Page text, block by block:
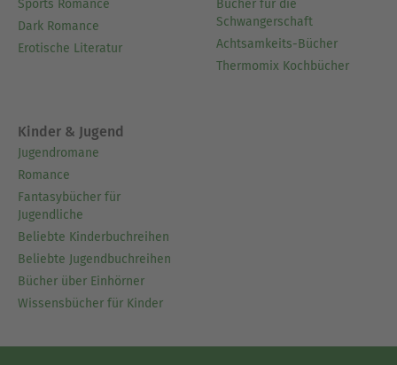
Sports Romance
Dark Romance
Erotische Literatur
Bücher für die
Schwangerschaft
Achtsamkeits-Bücher
Thermomix Kochbücher
Kinder & Jugend
Jugendromane
Romance
Fantasybücher für
Jugendliche
Beliebte Kinderbuchreihen
Beliebte Jugendbuchreihen
Bücher über Einhörner
Wissensbücher für Kinder